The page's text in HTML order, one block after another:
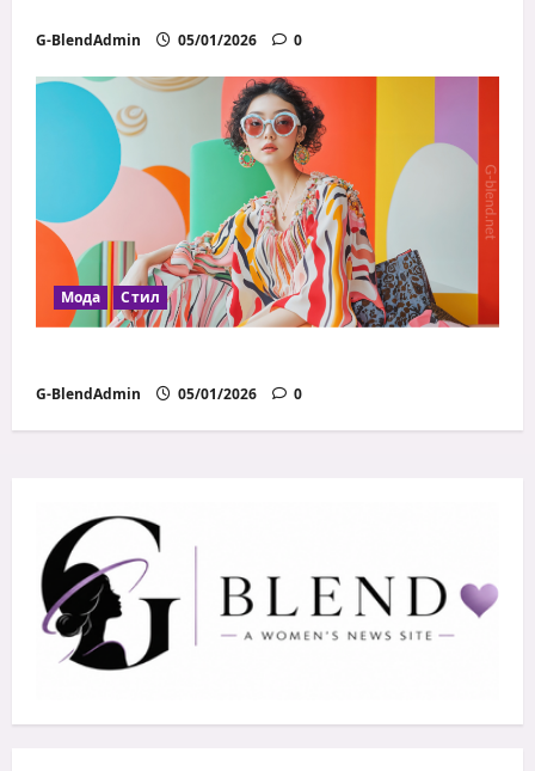
G-BlendAdmin 05/01/2026 0
Мода Стил
G-BlendAdmin 05/01/2026 0